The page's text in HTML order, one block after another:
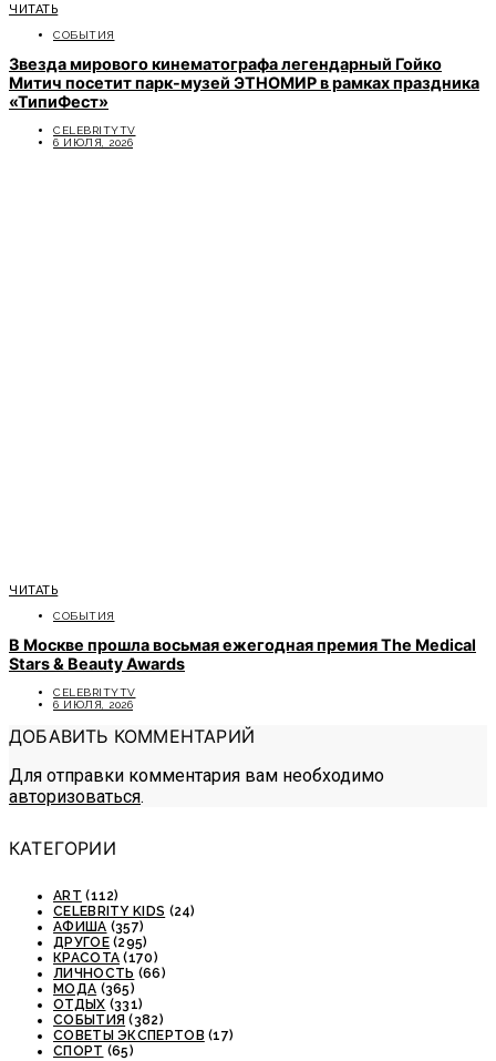
ЧИТАТЬ
СОБЫТИЯ
Звезда мирового кинематографа легендарный Гойко
Митич посетит парк-музей ЭТНОМИР в рамках праздника
«ТипиФест»
CELEBRITYTV
6 ИЮЛЯ, 2026
ЧИТАТЬ
СОБЫТИЯ
В Москве прошла восьмая ежегодная премия The Medical
Stars & Beauty Awards
CELEBRITYTV
6 ИЮЛЯ, 2026
ДОБАВИТЬ КОММЕНТАРИЙ
Для отправки комментария вам необходимо
авторизоваться.
КАТЕГОРИИ
ART (112)
CELEBRITY KIDS (24)
АФИША (357)
ДРУГОЕ(295)
КРАСОТА (170)
ЛИЧНОСТЬ (66)
МОДА (365)
ОТДЫХ (331)
СОБЫТИЯ (382)
СОВЕТЫ ЭКСПЕРТОВ (17)
СПОРТ (65)